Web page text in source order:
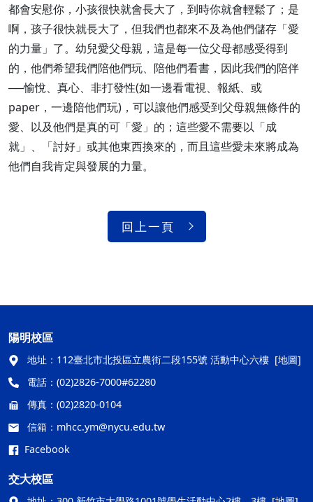
都會安慰你，小孩很快就會長大了，到時你就會輕鬆了；是
啊，孩子很快就長大了，但我們也都來不及為他們儲存「愛
的力量」了。幼兒愛父母親，這是每一位父母都感受得到
的，他們希望我們陪他們玩、陪他們看書，因此我們的陪伴
──愉悅、真心、非打發性(如一邊看電視、報紙、或
paper，一邊陪他們玩)，可以讓他們感受到父母親無條件的
愛、以及他們是真的可「愛」的；這些愛不需要以「成
就」、「討好」或其他東西換來的，而且這些愛未來將成為
他們自我肯定與發展的力量。
回上一頁
陽明校區
地址： 112臺北市北投區立農街二段155號 活動中心六樓 [地圖]
電話： (02)2826-7000#62280
傳真： (02)2820-0104
信箱： mhcc.ym@nycu.edu.tw
Facebook
交大校區